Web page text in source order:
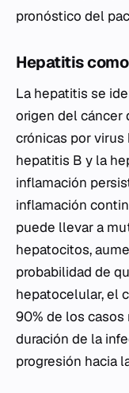
pronóstico del
Hepatitis
La hepatitis se
origen del cáncer
crónicas por
hepatitis B y la
inflamación
inflamación
puede llevar a
hepatocitos,
probabilidad de
hepatocelular, el
90% de los casos
duración de la
progresión hacia